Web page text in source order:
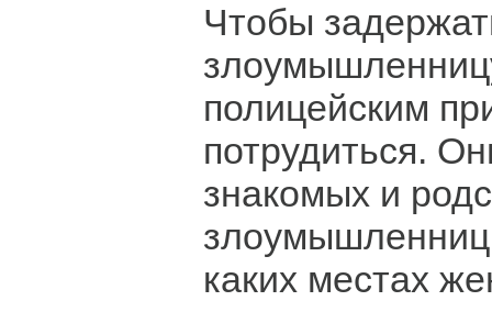
Чтобы
полицейским
потрудиться.
знакомых и
каких местах